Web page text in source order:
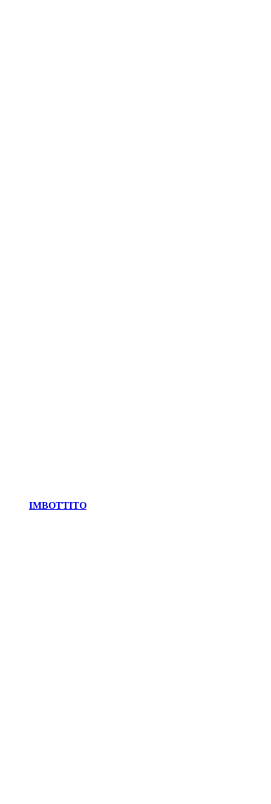
IMBOTTITO